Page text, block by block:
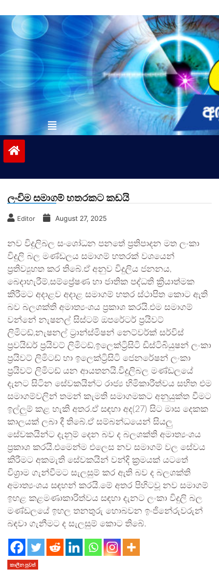
to
contentvinivida.lk
ලංවිම සමාගම් හතරකට කඩයි
Editor August 27, 2025
නව විදුලිබල සංශෝධන පනතේ ප්‍රතිපාදන මත ලංකා
විදුලි බල මණ්ඩලය සමාගම් හතරක් වශයෙන්
ප්‍රතිව්‍යුහත කර තිබේ.ඒ අනුව විදුලිය ජනනය,
බෙදාහැරීම්,සම්ප්‍රේෂණ හා ජාතික පද්ධති ක්‍රියාත්මක
කිරීමට අදාළව අදාළ සමාගම් හතර ස්ථාපිත කොට ඇති
බව බලශක්ති අමාත්‍යංශය ප්‍රකාශ කරයි.එම සමාගම්
වන්නේ නැෂනල් සිස්ටම් ඔපරේටර් ප්‍රයිවට්
ලිමිටඩ්,නැෂනල් ට්‍රාන්ස්මිෂන් නෙට්වර්ක් සර්විස්
ප්‍රවයිඩර් ප්‍රයිවට් ලිමිටඩ්,ඉලෙක්ට්‍රිසිටි ඩිස්ටිබියුෂන් ලංකා
ප්‍රයිවට් ලිමිටඩ් හා ඉලෙක්ට්‍රිසිටි ජෙනරේෂන් ලංකා
ප්‍රයිවට් ලිමිටඩ් යන ආයතනයි.විදුලිබල මණ්ඩලයේ
දැනට සිටින සේවකයින්ට රාජ්‍ය හිමිකාරීත්වය සහිත එම
සමාගම්වලින් තමන් කැමති සමාගමකට අනුයුක්ත වීමට
ඉල්ලුම් කළ හැකි අතර.ඒ සඳහා අද(27) සිට මාස දෙකක
කාලයක් ලබා දී තිබේ.ඒ සම්බන්ධයෙන් සියලු
සේවකයින්ට දැනුම් දෙන බව ද බලශක්ති අමාත්‍යංශය
ප්‍රකාශ කරයි.එමෙන්ම එලෙස නව සමාගම් වල සේවය
කිරීමට අකමැති සේවකයින් වන්දි ක්‍රමයක් යටතේ
විශ්‍රාම ගැන්වීමට සැලසුම් කර ඇති බව ද බලශක්ති
අමාත්‍යංශය සඳහන් කරයි.මේ අතර පිහිටවූ නව සමාගම්
ඉහළ කළමණාකාරිත්වය සඳහා දැනට ලංකා විදුලි බල
මණ්ඩලයේ ඉහල තනතුරු හොබවන ඉංජිනේරුවරුන්
බඳවා ගැනීමට ද සැලසුම් කොට තිබේ.
කාලීන පුවත්